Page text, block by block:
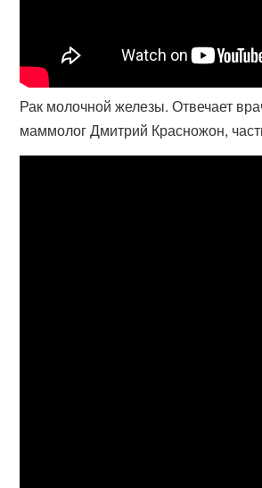
Рак молочной железы. Отвечает
маммолог Дмитрий Красножон,